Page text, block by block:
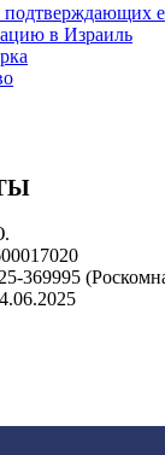
в Израиль
369995